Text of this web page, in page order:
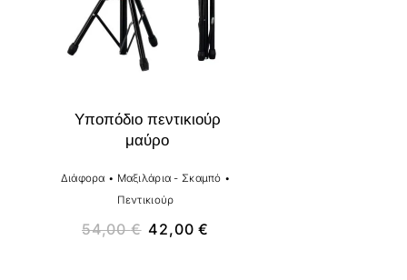
Υποπόδιο πεντικιούρ
μαύρο
Διάφορα • Μαξιλάρια - Σκαμπό •
Πεντικιούρ
54,00€ 42,00€